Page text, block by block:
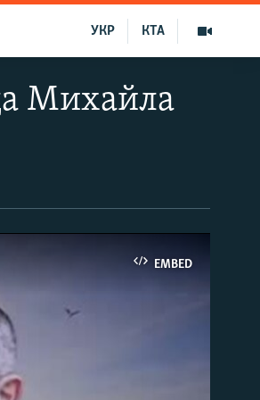
КТА
УКР
Михайла
EMBED